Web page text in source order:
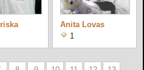
Anita Lovas
1